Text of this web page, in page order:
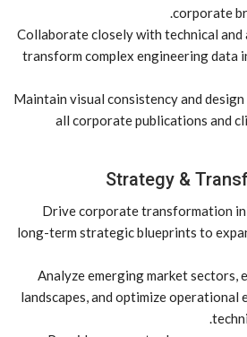
corporate
Collaborate closely with technical and
transform complex engineering data
Maintain visual consistency and
all corporate publications and
Drive corporate transformation
long-term strategic blueprints to
Analyze emerging market sectors,
landscapes, and optimize operational